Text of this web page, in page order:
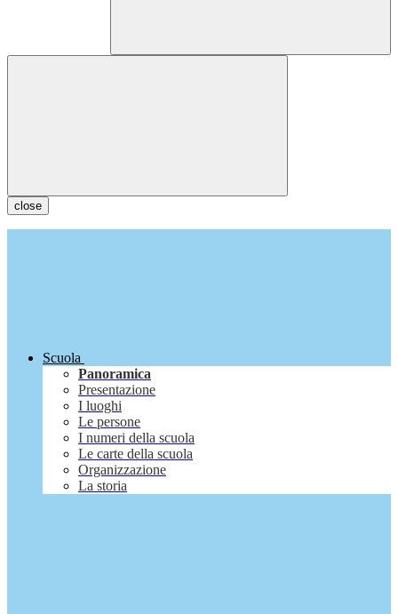
close
Scuola
Panoramica
Presentazione
I luoghi
Le persone
I numeri della scuola
Le carte della scuola
Organizzazione
La storia